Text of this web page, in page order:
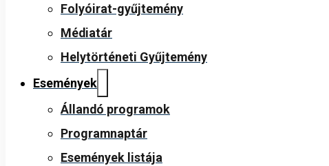
Folyóirat-gyűjtemény
Médiatár
Helytörténeti Gyűjtemény
Események
Állandó programok
Programnaptár
Események listája